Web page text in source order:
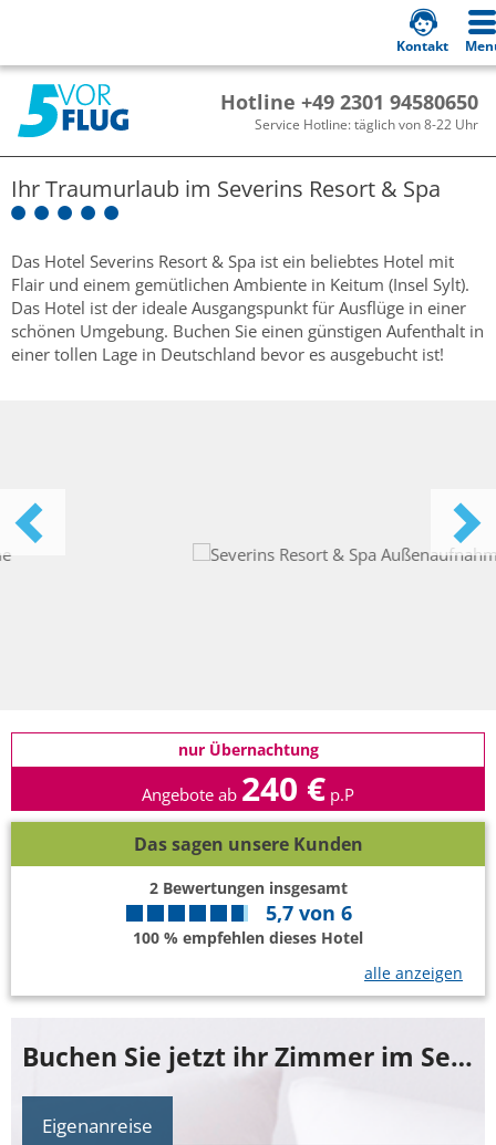
Hotline +49 2301 94580650
Service Hotline: täglich von 8-22 Uhr
Kontakt
Ihr Traumurlaub im Severins Resort & Spa
Das Hotel Severins Resort & Spa ist ein beliebtes Hotel mit
Flair und einem gemütlichen Ambiente in Keitum (Insel Sylt).
Das Hotel ist der ideale Ausgangspunkt für Ausflüge in einer
schönen Umgebung. Buchen Sie einen günstigen Aufenthalt in
einer tollen Lage in Deutschland bevor es ausgebucht ist!
nur Übernachtung
Angebote ab 240 € p.P
Das sagen unsere Kunden
2Bewertungen insgesamt
5,7 von 6
100 % empfehlen dieses Hotel
alle anzeigen
Buchen Sie jetzt ihr Zimmer im Severins Resort & Spa
Eigenanreise